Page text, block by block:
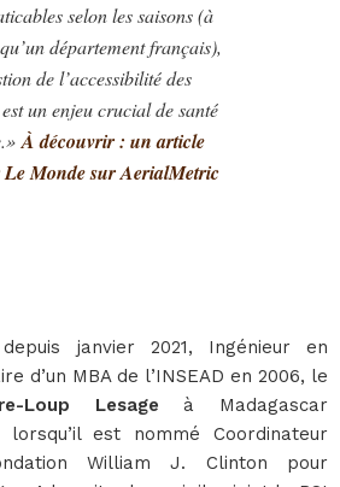
selon les saisons (à
département français),
de l’accessibilité des
un enjeu crucial de santé
À découvrir : un article
Monde sur AerialMetric
depuis janvier 2021, Ingénieur en
d’un MBA de l’INSEAD en 2006, le
Loup Lesage à Madagascar
est nommé Coordinateur
William J. Clinton pour